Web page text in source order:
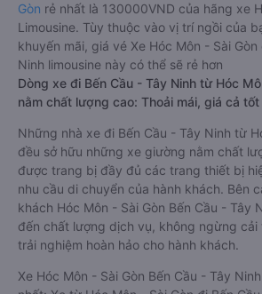
Gòn rẻ nhất là 130000VND của hãng xe
Limousine. Tùy thuộc vào vị trí ngồi của
khuyến mãi, giá vé Xe Hóc Môn - Sài Gòn
Ninh limousine này có thể sẽ rẻ hơn
Dòng xe đi Bến Cầu - Tây Ninh từ Hóc
nằm chất lượng cao: Thoải mái, giá cả
Những nhà xe đi Bến Cầu - Tây Ninh từ
đều sở hữu những xe giường nằm chất
được trang bị đầy đủ các trang thiết bị
nhu cầu di chuyển của hành khách. Bên
khách Hóc Môn - Sài Gòn Bến Cầu - Tây
đến chất lượng dịch vụ, không ngừng cải
trải nghiệm hoàn hảo cho hành khách.
Xe Hóc Môn - Sài Gòn Bến Cầu - Tây